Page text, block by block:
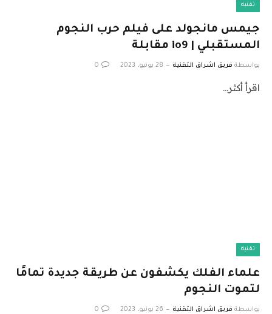
تقنية
جيمس مانجولد على فيلم حرب النجوم
المستقبلي | io9 مقابلة
بواسطة فريق اشراق التقنية 28 يونيو، 2023 0
اقرأ أكثر…
تقنية
علماء الفلك يكشفون عن طريقة جديدة تمامًا
لتموت النجوم
بواسطة فريق اشراق التقنية 26 يونيو، 2023 0